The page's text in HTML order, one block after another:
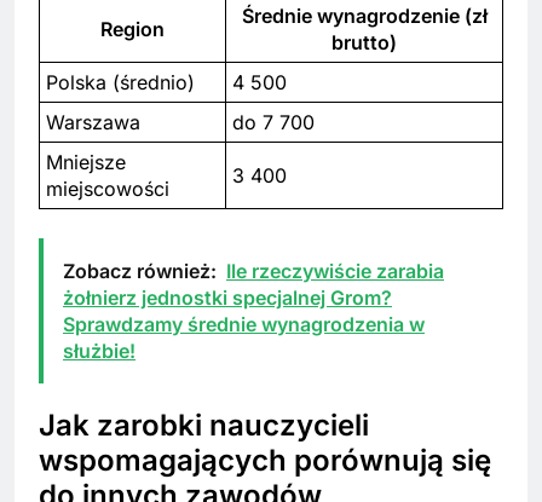
Region
Średnie wynagrodzenie (zł
brutto)
Polska (średnio)
4 500
Warszawa
do 7 700
Mniejsze
miejscowości
3 400
Zobacz również: Ile rzeczywiście zarabia
żołnierz jednostki specjalnej Grom?
Sprawdzamy średnie wynagrodzenia w
służbie!
Jak zarobki nauczycieli
wspomagających porównują się
do innych zawodów